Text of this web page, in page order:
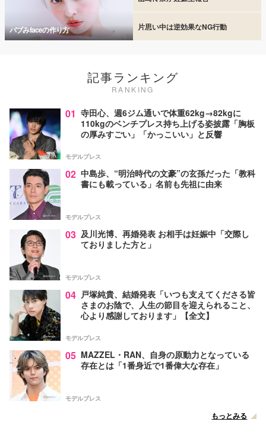
バブみfaceの作り方 片思い中は逆効果なNG行動
記事ランキング
RANKING
01 寺田心、週6ジム通いで体重62kg→82kgに
110kgのベンチプレス持ち上げる姿披露「胸板
の厚みすごい」「かっこいい」と反響
モデルプレス
02 中島歩、“明治時代の文豪”の玄孫だった「教科
書にも載っている」名前も先祖に由来
モデルプレス
03 及川光博、再婚発表 お相手は妊娠中「交際し
ておりました方と」
モデルプレス
04 戸塚純貴、結婚発表「いつも支えてくださる皆
さまのお陰で、人生の節目を迎えられること、
心より感謝しております」【全文】
モデルプレス
05 MAZZEL・RAN、自身の原動力となっている
存在とは「1番身近で1番偉大な存在」
モデルプレス
もっとみる